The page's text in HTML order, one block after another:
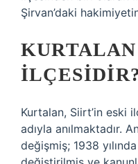
Şirvan’daki
Kurtalan, Siirt’in eski
adıyla anılmaktadır.
değişmiş; 1938